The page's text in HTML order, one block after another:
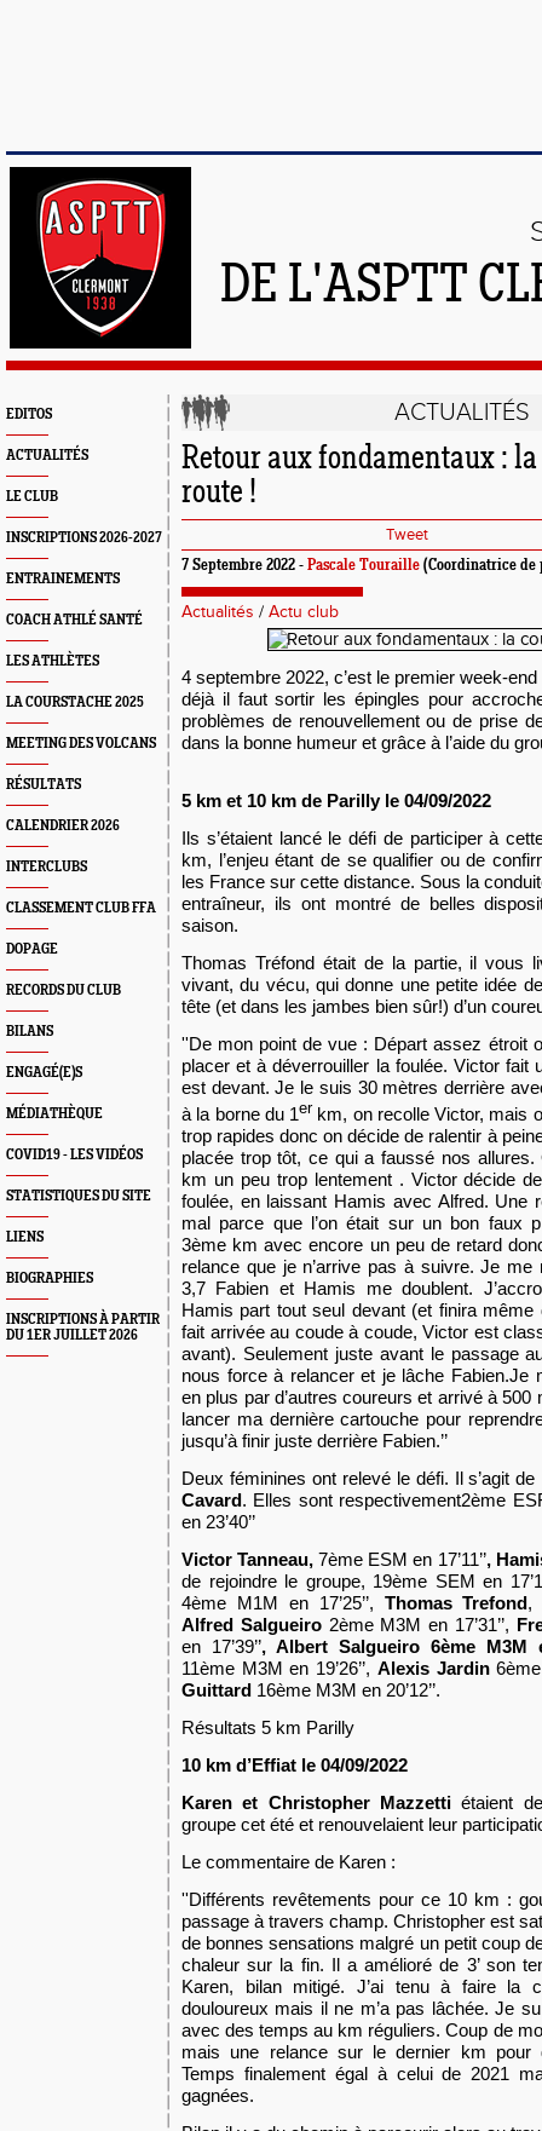
DE L'ASPTT
EDITOS
ACTUALITÉS
LE CLUB
INSCRIPTIONS 2026-2027
ENTRAINEMENTS
COACH ATHLÉ SANTÉ
LES ATHLÈTES
LA COURSTACHE 2025
MEETING DES VOLCANS
RÉSULTATS
CALENDRIER 2026
INTERCLUBS
CLASSEMENT CLUB FFA
DOPAGE
RECORDS DU CLUB
BILANS
ENGAGÉ(E)S
MÉDIATHÈQUE
COVID19 - LES VIDÉOS
STATISTIQUES DU SITE
LIENS
BIOGRAPHIES
INSCRIPTIONS À PARTIR
DU 1ER JUILLET 2026
ACTUALITÉS
Retour aux fondamentaux : la
route !
Tweet
7 Septembre 2022 - Pascale Touraille (Coordinatrice
Actualités / Actu club
4 septembre 2022, c’est le premier week-
déjà il faut sortir les épingles pour
problèmes de renouvellement ou de prise
dans la bonne humeur et grâce à l’aide du
5 km et 10 km de Parillyle 04/09/2022
Ils s’étaient lancé le défi de participer à
km, l’enjeu étant de se qualifier ou de
les France sur cette distance. Sous la
entraîneur, ils ont montré de belles
saison.
Thomas Tréfond était de la partie, il vous
vivant, du vécu, qui donne une petite idée
tête (et dans les jambes bien sûr!) d’un
''De mon point de vue : Départ assez étroit
placer et à déverrouiller la foulée. Victor fait
est devant. Je le suis 30 mètres derrière
à la borne du 1er km, on recolle Victor, mais
trop rapides donc on décide de ralentir à
placée trop tôt, ce qui a faussé nos
km un peu trop lentement . Victor décide
foulée, en laissant Hamis avec Alfred. Une
mal parce que l’on était sur un bon faux
3ème km avec encore un peu de retard
relance que je n’arrive pas à suivre. Je
3,7 Fabien et Hamis me doublent.
Hamis part tout seul devant (et finira
fait arrivée au coude à coude, Victor est
avant). Seulement juste avant le passage
nous force à relancer et je lâche Fabien.Je
en plus par d’autres coureurs et arrivé à 500
lancer ma dernière cartouche pour
jusqu’à finir juste derrière Fabien.’’
Deux féminines ontrelevé le défi. Il s’agit de
Cavard. Elles sont respectivement2ème
en 23’40’’
Victor Tanneau, 7ème ESM en 17’11’’,
de rejoindre le groupe, 19ème SEM en
4ème M1M en 17’25’’, Thomas Trefond
Alfred Salgueiro 2ème M3M en 17’31’’,
en 17’39’’, Albert Salgueiro 6ème M3M
11ème M3Men 19’26’’, Alexis Jardin 6ème
Guittard 16ème M3M en 20’12’’.
Résultats 5 km Parilly
10 km d’Effiat le 04/09/2022
Karen et Christopher Mazzettiétaient
groupe cet été et renouvelaient leur
Le commentaire de Karen :
''Différents revêtements pour ce 10 km :
passage à travers champ. Christopher est
de bonnes sensations malgré un petit coup
chaleur sur la fin. Il a amélioré de 3’ son
Karen, bilan mitigé. J’ai tenu à faire la
douloureux mais il ne m’a pas lâchée. Je
avec des temps au km réguliers. Coup de
mais une relance sur le dernier km pour
Temps finalement égal à celui de 2021
gagnées.